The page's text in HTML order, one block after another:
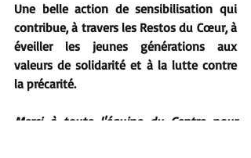
Une belle action de sensibilisation qui
contribue, à travers les Restos du Cœur, à
éveiller les jeunes générations aux
valeurs de solidarité et à la lutte contre
la précarité.
Merci à toute l'équipe du Centre pour